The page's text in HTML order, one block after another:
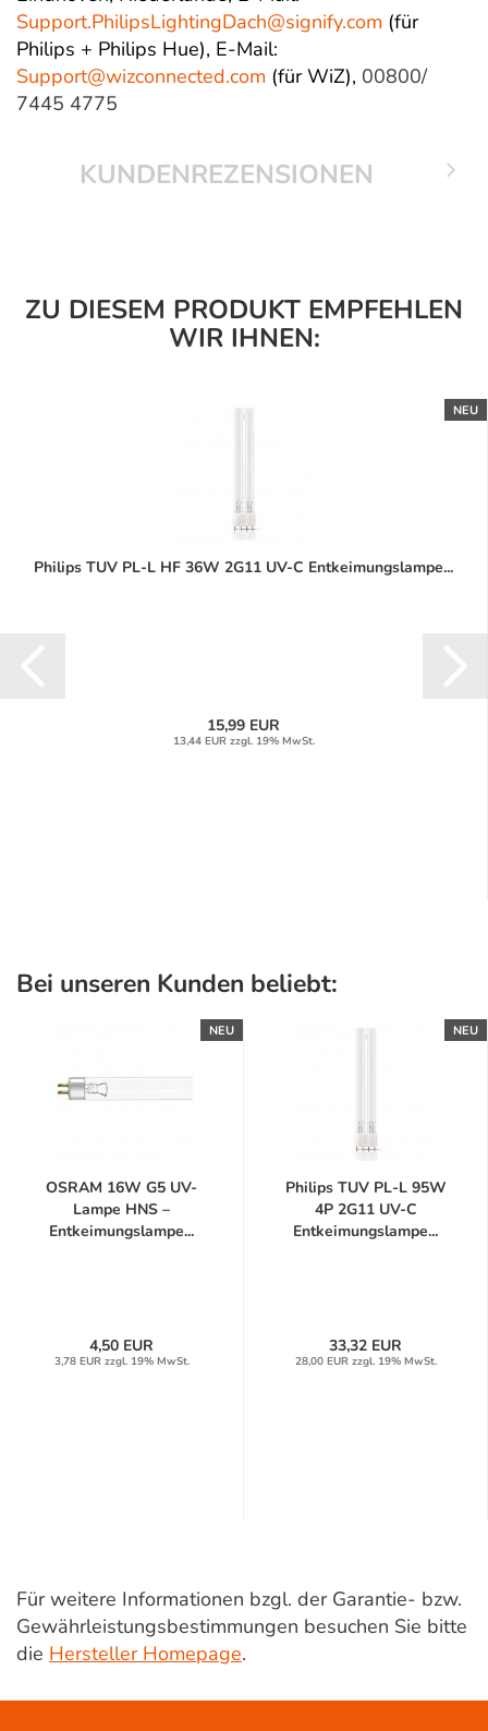
Support.PhilipsLightingDach@signify.com (für
Philips + Philips Hue), E-Mail:
Support@wizconnected.com (für WiZ), 00800/
7445 4775
KUNDENREZENSIONEN
ZU DIESEM PRODUKT EMPFEHLEN
WIR IHNEN:
NEU
Philips TUV PL-L HF 36W 2G11 UV-C Entkeimungslampe...
15,99 EUR
13,44 EUR zzgl. 19% MwSt.
Bei unseren Kunden beliebt:
NEU
OSRAM 16W G5 UV-
Lampe HNS –
Entkeimungslampe...
4,50 EUR
3,78 EUR zzgl. 19% MwSt.
NEU
Philips TUV PL-L 95W
4P 2G11 UV-C
Entkeimungslampe...
33,32 EUR
28,00 EUR zzgl. 19% MwSt.
Für weitere Informationen bzgl. der Garantie- bzw.
Gewährleistungsbestimmungen besuchen Sie bitte
die Hersteller Homepage.